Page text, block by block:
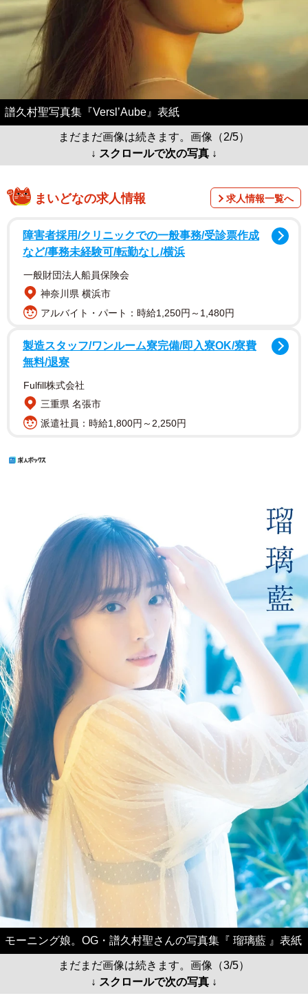
譜久村聖写真集『Versl’Aube』表紙
まだまだ画像は続きます。画像（2/5）
↓ スクロールで次の写真 ↓
まいどなの求人情報 求人情報一覧へ
障害者採用/クリニックでの一般事務/受診票作成
など/事務未経験可/転勤なし/横浜
一般財団法人船員保険会
神奈川県 横浜市
アルバイト・パート：時給1,250円～1,480円
製造スタッフ/ワンルーム寮完備/即入寮OK/寮費
無料/退寮
Fulfill株式会社
三重県 名張市
派遣社員：時給1,800円～2,250円
モーニング娘。OG・譜久村聖さんの写真集『 瑠璃藍 』表紙
まだまだ画像は続きます。画像（3/5）
↓ スクロールで次の写真 ↓